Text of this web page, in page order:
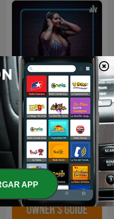
Confesiones calientes
APP